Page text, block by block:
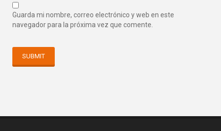
Guarda mi nombre, correo electrónico y web en este
navegador para la próxima vez que comente.